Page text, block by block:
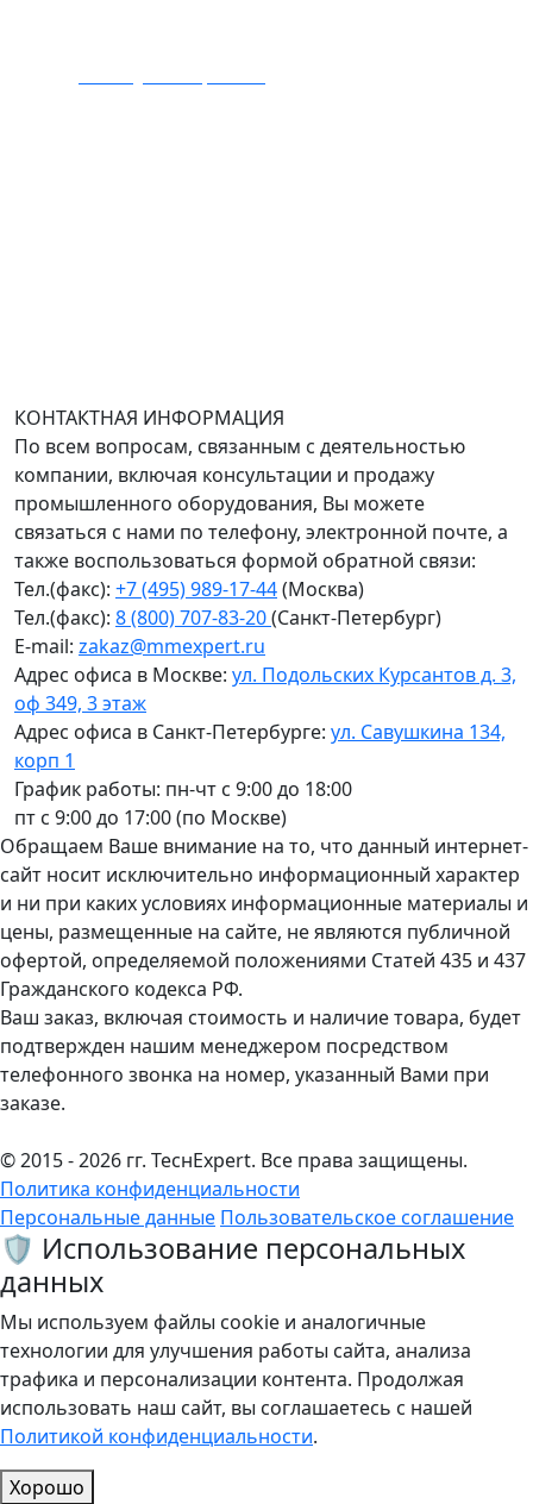
КОНТАКТНАЯ ИНФОРМАЦИЯ
По всем вопросам, связанным с деятельностью
компании, включая консультации и продажу
промышленного оборудования, Вы можете
связаться с нами по телефону, электронной почте, а
также воспользоваться формой обратной связи:
Тел.(факс): +7 (495) 989-17-44(Москва)
Тел.(факс): 8 (800) 707-83-20(Санкт-Петербург)
E-mail: zakaz@mmexpert.ru
Адрес офиса в Москве: ул. Подольских Курсантов д. 3,
оф 349, 3 этаж
Адрес офиса в Санкт-Петербурге: ул. Савушкина 134,
корп 1
График работы: пн-чт с 9:00 до 18:00
пт с 9:00 до 17:00 (по Москве)
Обращаем Ваше внимание на то, что данный интернет-
сайт носит исключительно информационный характер
и ни при каких условиях информационные материалы и
цены, размещенные на сайте, не являются публичной
офертой, определяемой положениями Статей 435 и 437
Гражданского кодекса РФ.
Ваш заказ, включая стоимость и наличие товара, будет
подтвержден нашим менеджером посредством
телефонного звонка на номер, указанный Вами при
заказе.
© 2015 - 2026 гг. ТеcнExpert. Все права защищены.
Политика конфиденциальности
Персональные данные Пользовательское соглашение
🛡️ Использование персональных
данных
Мы используем файлы cookie и аналогичные
технологии для улучшения работы сайта, анализа
трафика и персонализации контента. Продолжая
использовать наш сайт, вы соглашаетесь с нашей
Политикой конфиденциальности.
Хорошо